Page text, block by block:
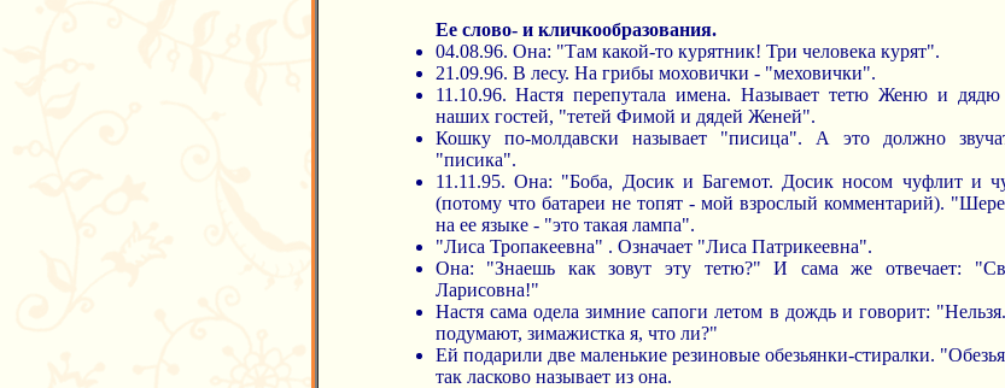
Ее слово- и кличкообразования.
04.08.96. Она: "Там какой-то курятник! Три человека курят".
21.09.96. В лесу. На грибы моховички - "меховички".
11.10.96. Настя перепутала имена. Называет тетю Женю и
наших гостей, "тетей Фимой и дядей Женей".
Кошку по-молдавски называет "писица". А это должно
"писика".
11.11.95. Она: "Боба, Досик и Багемот. Досик носом чуфлит и
(потому что батареи не топят - мой взрослый комментарий).
на ее языке - "это такая лампа".
"Лиса Тропакеевна" . Означает "Лиса Патрикеевна".
Она: "Знаешь как зовут эту тетю?" И сама же отвечает:
Ларисовна!"
Настя сама одела зимние сапоги летом в дождь и говорит:
подумают, зимажистка я, что ли?"
Ей подарили две маленькие резиновые обезьянки-стиралки.
так ласково называет из она.